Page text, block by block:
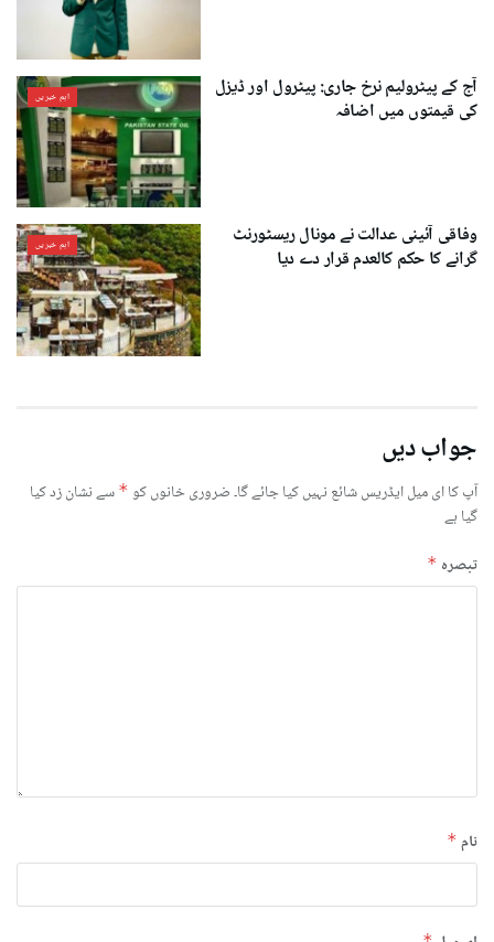
اہم خبریں
آج کے پیٹرولیم نرخ جاری: پیٹرول اور ڈیزل
کی قیمتوں میں اضافہ
اہم خبریں
وفاقی آئینی عدالت نے مونال ریسٹورنٹ
گرانے کا حکم کالعدم قرار دے دیا
جواب دیں
آپ کا ای میل ایڈریس شائع نہیں کیا جائے گا۔ضروری خانوں کو * سے نشان زد کیا
گیا ہے
تبصرہ *
نام *